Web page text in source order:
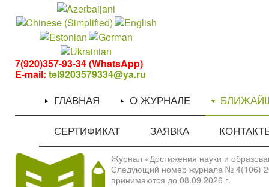
7(920)357-93-34 (WhatsApp)
E-mail: tel9203579334@ya.ru
ГЛАВНАЯ О ЖУРНАЛЕ
СЕРТИФИКАТ ЗАЯВКА
Журнал «Достижения науки и
Следующий номер журнала № 4(106)
принимаются до 08.09.2026 г.